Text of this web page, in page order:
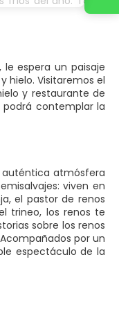
le espera un paisaje
hielo. Visitaremos el
y restaurante de
contemplar la
auténtica atmósfera
viven en
el pastor de renos
trineo, los renos te
sobre los renos
por un
espectáculo de la